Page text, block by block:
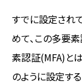
すでに設定され
めて、この多要
素認証(MFA)と
のように設定す